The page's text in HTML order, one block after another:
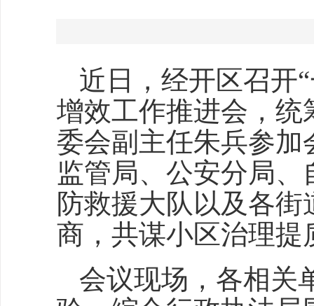
近日，经开区召开
增效工作推进会，
委会副主任朱兵参
监管局、公安分局
防救援大队以及各
商，共谋小区治理提
会议现场，各相关